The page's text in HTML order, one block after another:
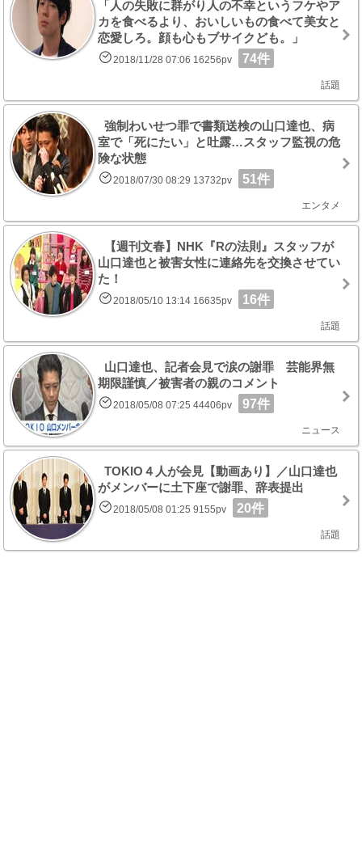
「人の失敗に群がり人の不幸というフケやア
カを食べるより、おいしいもの食べて美女と
恋愛しろ。顔も心もブサイクども。」
2018/11/28 07:06 16256pv 74件
話題
強制わいせつ罪で書類送検の山口達也、病
室で「死にたい」と吐露…スタッフ監視の危
険な状態
2018/07/30 08:29 13732pv 51件
エンタメ
【週刊文春】NHK『Rの法則』スタッフが
山口達也と被害女性に連絡先を交換させてい
た！
2018/05/10 13:14 16635pv 16件
話題
山口達也、記者会見で涙の謝罪 芸能界無
期限謹慎／被害者の親のコメント
2018/05/08 07:25 44406pv 97件
ニュース
TOKIO４人が会見【動画あり】／山口達也
がメンバーに土下座で謝罪、辞表提出
2018/05/08 01:25 9155pv 20件
話題